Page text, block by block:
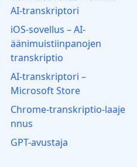
AI-transkriptori
iOS-sovellus – AI-
äänimuistiinpanojen
transkriptio
AI‑transkriptori –
Microsoft Store
Chrome‑transkriptio‑laaje
nnus
GPT-avustaja